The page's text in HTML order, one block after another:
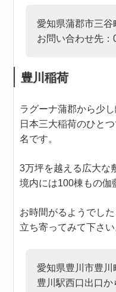
愛知県蒲郡市三谷
お問い合わせ先：
豊川稲荷
ラグーナ蒲郡から少し
日本三大稲荷のひと
名です。
3万坪を越える広大な
境内には100棟もの伽
お時間がるようでした
立ち寄ってみて下さい
愛知県豊川市豊川
豊川駅西口出口か